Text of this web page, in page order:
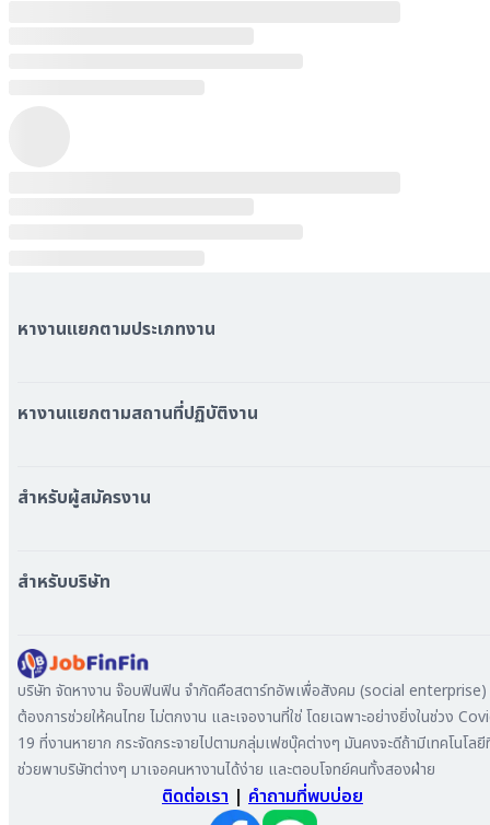
หางานแยกตามประเภทงาน
หมวดหมู่บริษัททั้งหมด
หางานแยกตามสถานที่ปฏิบัติงาน
หางาน กรุงเทพมหานคร
หางาน เชียงใหม่
หางาน สมุทรสาคร
หางาน ระยอง
หางาน สมุทรสาหางาน ภูเก็ต
หางาน พระนครศรีอยุธยา
สำหรับผู้สมัครงาน
เข้าสู่ระบบ
สำหรับบริษัท
ลงประกาศรับสมัครงาน
ค้นหาผู้สมัครงาน
ลงโฆษณา
บริษัท จัดหางาน จ๊อบฟินฟิน จำกัดคือสตาร์ทอัพเพื่อสังคม (social
ต้องการช่วยให้คนไทย ไม่ตกงาน และเจองานที่ใช่ โดยเฉพาะอย่างยิ่งในช่วง
19 ที่งานหายาก กระจัดกระจายไปตามกลุ่มเฟซบุ๊คต่างๆ มันคงจะดีถ้ามีเทคโนโล
ช่วยพาบริษัทต่างๆ มาเจอคนหางานได้ง่าย และตอบโจทย์คนทั้งสองฝ่าย
ติดต่อเรา | คำถามที่พบบ่อย